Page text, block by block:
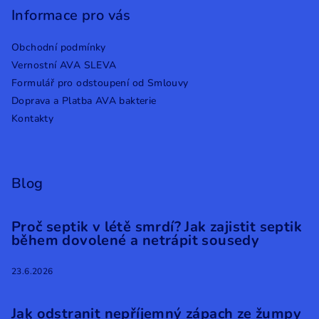
Informace pro vás
Obchodní podmínky
Vernostní AVA SLEVA
Formulář pro odstoupení od Smlouvy
Doprava a Platba AVA bakterie
Kontakty
Blog
Proč septik v létě smrdí? Jak zajistit septik
během dovolené a netrápit sousedy
23.6.2026
Jak odstranit nepříjemný zápach ze žumpy